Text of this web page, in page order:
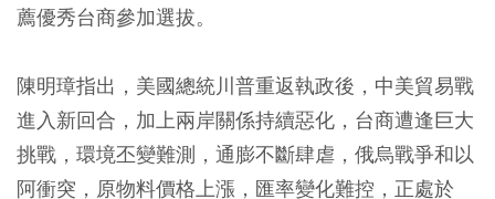
薦優秀台商參加選拔。
陳明璋指出，美國總統川普重返執政後，中美貿易戰
進入新回合，加上兩岸關係持續惡化，台商遭逢巨大
挑戰，環境丕變難測，通膨不斷肆虐，俄烏戰爭和以
阿衝突，原物料價格上漲，匯率變化難控，正處於